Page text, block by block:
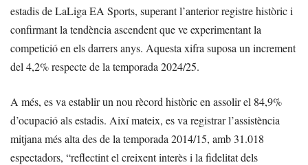
estadis de LaLiga EA Sports, superant l’anterior registre històric i
confirmant la tendència ascendent que ve experimentant la
competició en els darrers anys. Aquesta xifra suposa un increment
del 4,2% respecte de la temporada 2024/25.
A més, es va establir un nou rècord històric en assolir el 84,9%
d’ocupació als estadis. Així mateix, es va registrar l’assistència
mitjana més alta des de la temporada 2014/15, amb 31.018
espectadors, “reflectint el creixent interès i la fidelitat dels